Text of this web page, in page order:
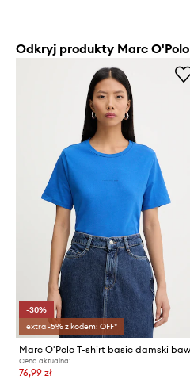
Odkryj produkty Marc O'Polo
-30%
extra -5% z kodem: OFF*
Cena aktualna:
76,99 zł